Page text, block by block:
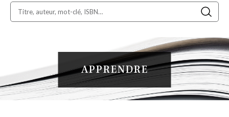
APPRENDRE